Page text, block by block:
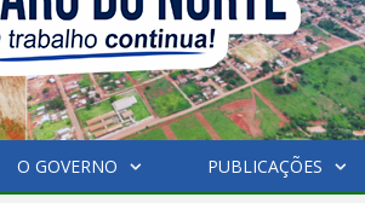
O GOVERNO PUBLICAÇÕES